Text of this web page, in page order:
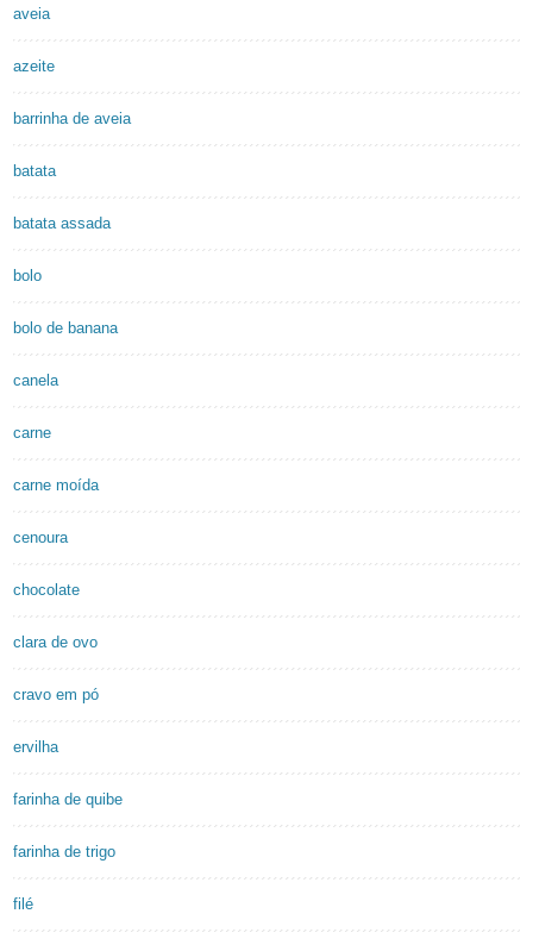
aveia
azeite
barrinha de aveia
batata
batata assada
bolo
bolo de banana
canela
carne
carne moída
cenoura
chocolate
clara de ovo
cravo em pó
ervilha
farinha de quibe
farinha de trigo
filé